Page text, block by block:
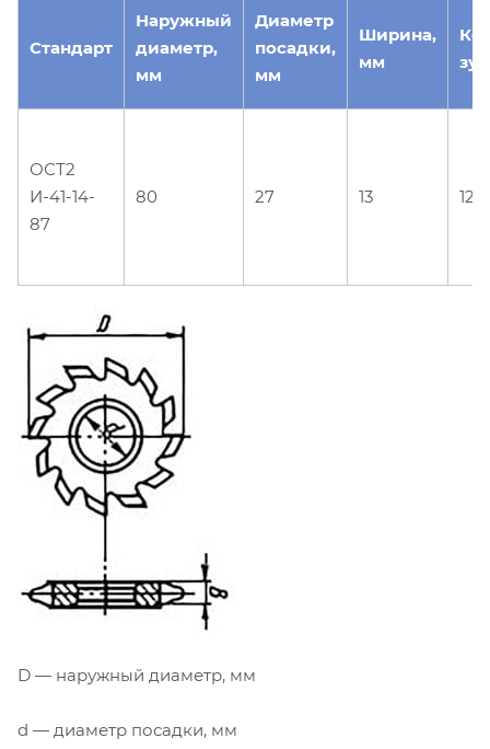
Стандарт
Наружный
диаметр,
мм
Диаметр
посадки,
мм
Ширина,
мм
ОСТ2
И-41-14-
87
80 27 13 12
D — наружный диаметр, мм
d — диаметр посадки, мм